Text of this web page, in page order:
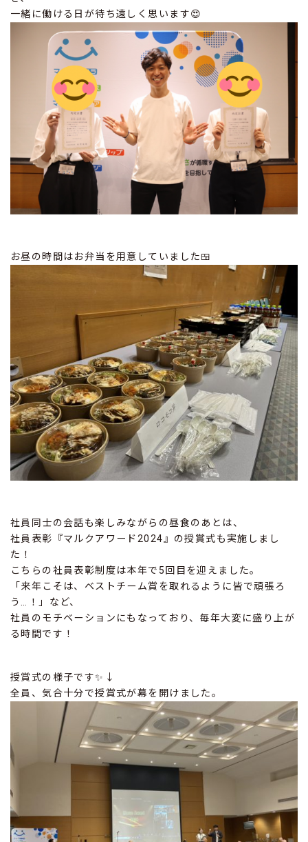
一緒に働ける日が待ち遠しく思います😍
お昼の時間はお弁当を用意していました🍱
社員同士の会話も楽しみながらの昼食のあとは、
社員表彰『マルクアワード2024』の授賞式も実施しまし
た！
こちらの社員表彰制度は本年で5回目を迎えました。
「来年こそは、ベストチーム賞を取れるように皆で頑張ろ
う…！」など、
社員のモチベーションにもなっており、毎年大変に盛り上が
る時間です！
授賞式の様子です✨↓
全員、気合十分で授賞式が幕を開けました。